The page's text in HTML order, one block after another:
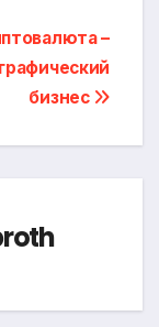
–
бизнес